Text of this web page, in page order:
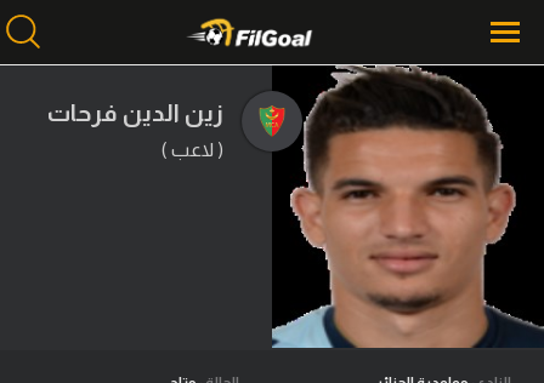
محتوى إخباري
الرئيسية
مباريات
ميركاتو
زين الدين فرحات
( لاعب )